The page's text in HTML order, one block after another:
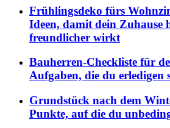
Frühlingsdeko fürs
Ideen, damit dein Zuhause
freundlicher wirkt
Bauherren-Checkliste für
Aufgaben, die du erledigen
Grundstück nach dem
Punkte, auf die du